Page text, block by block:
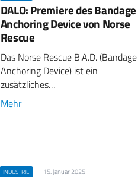
DALO: Premiere des Bandage
Anchoring Device von Norse
Rescue
Das Norse Rescue B.A.D. (Bandage
Anchoring Device) ist ein
zusätzliches…
Mehr
INDUSTRIE 15. Januar 2025